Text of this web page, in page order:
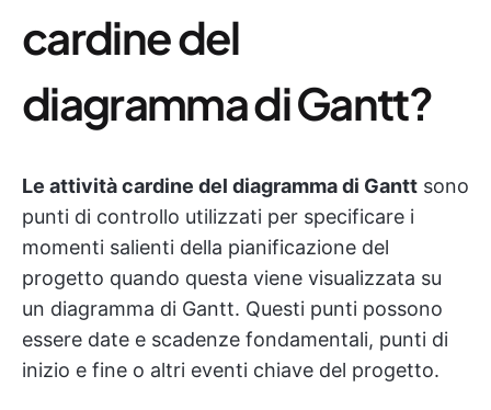
cardine del
diagramma di Gantt?
Le attività cardine del diagramma di Gantt sono
punti di controllo utilizzati per specificare i
momenti salienti della pianificazione del
progetto quando questa viene visualizzata su
un diagramma di Gantt. Questi punti possono
essere date e scadenze fondamentali, punti di
inizio e fine o altri eventi chiave del progetto.